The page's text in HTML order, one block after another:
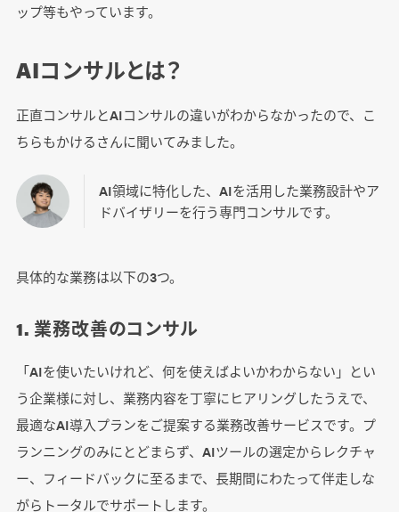
ップ等もやっています。
AIコンサルとは？
正直コンサルとAIコンサルの違いがわからなかったので、こ
ちらもかけるさんに聞いてみました。
AI領域に特化した、AIを活用した業務設計やア
ドバイザリーを行う専門コンサルです。
具体的な業務は以下の3つ。
1. 業務改善のコンサル
「AIを使いたいけれど、何を使えばよいかわからない」とい
う企業様に対し、業務内容を丁寧にヒアリングしたうえで、
最適なAI導入プランをご提案する業務改善サービスです。プ
ランニングのみにとどまらず、AIツールの選定からレクチャ
ー、フィードバックに至るまで、長期間にわたって伴走しな
がらトータルでサポートします。